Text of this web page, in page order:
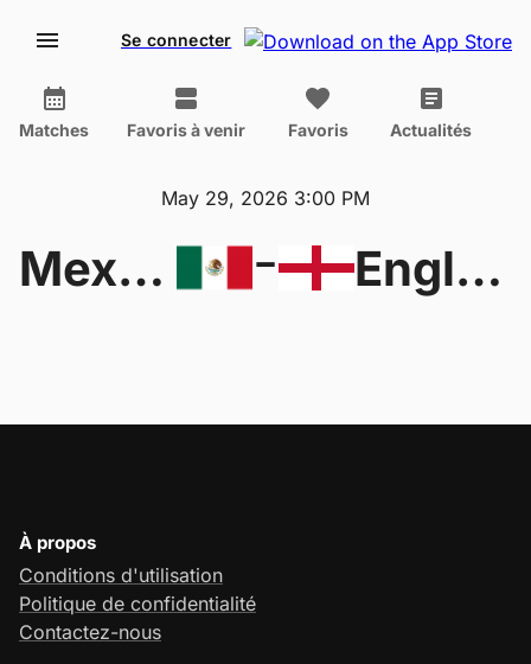
Se connecter
Matches Favoris à venir Favoris Actualités
May 29, 2026 3:00 PM
Mexico W U17 - England U17
À propos
Conditions d'utilisation
Politique de confidentialité
Contactez-nous